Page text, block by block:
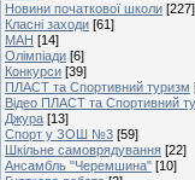
Новини початкової школи [227]
Класні заходи [61]
МАН [14]
Олімпіади [6]
Конкурси [39]
ПЛАСТ та Спортивний туризм
Відео ПЛАСТ та Спортивний
Джура [13]
Спорт у ЗОШ №3 [59]
Шкільне самоврядування [22]
Ансамбль "Черемшина" [10]